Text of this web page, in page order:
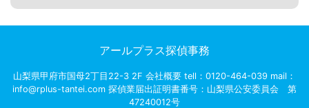
アールプラス探偵事務
山梨県甲府市国母2丁目22-3 2F 会社概要 tell：0120-464-039 mail：
info@rplus-tantei.com 探偵業届出証明書番号：山梨県公安委員会 第
47240012号